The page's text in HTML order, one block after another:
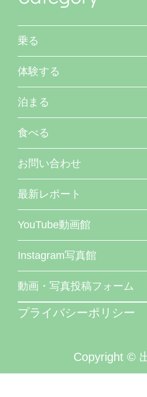
乗る
体験する
泊まる
食べる
お問い合わせ
最新レポート
YouTube動画館
Instagram写真館
動画・写真投稿フォーム
プライバシーポリシー
Copyright ©